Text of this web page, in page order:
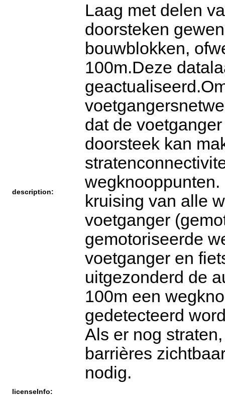
description:
Laag met delen
doorsteken
bouwblokken,
100m.Deze
dat de
doorsteek kan
kruising van alle
voetganger
gemotoriseerde
voetganger en
uitgezonderd de
100m een
gedetecteerd
Als er nog
barrières
nodig.
licenseInfo: